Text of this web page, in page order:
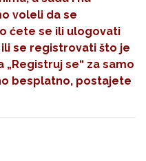
voleli da se
ćete se ili ulogovati
se registrovati što je
„Registruj se“ za samo
besplatno, postajete